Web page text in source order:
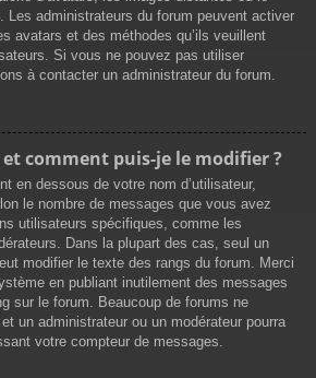
Les administrateurs du forum peuvent activer
avatars et des méthodes qu’ils veuillent
Si vous ne pouvez pas utiliser
à contacter un administrateur du forum.
comment puis-je le modifier ?
en dessous de votre nom d’utilisateur,
le nombre de messages que vous avez
utilisateurs spécifiques, comme les
Dans la plupart des cas, seul un
modifier le texte des rangs du forum. Merci
en publiant inutilement des messages
sur le forum. Beaucoup de forums ne
un administrateur ou un modérateur pourra
votre compteur de messages.